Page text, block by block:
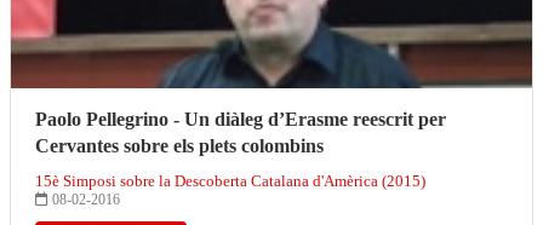
Paolo Pellegrino - Un diàleg d’Erasme reescrit per
Cervantes sobre els plets colombins
15è Simposi sobre la Descoberta Catalana d'Amèrica (2015)
08-02-2016